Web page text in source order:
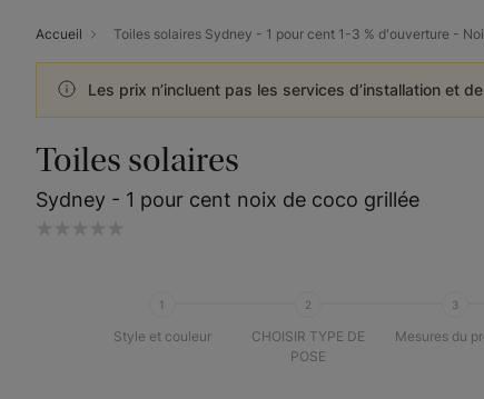
Accueil Toiles solaires Sydney - 1 pour cent 1-3 % d'ouverture -
Les prix n’incluent pas les services d’installation et
Toiles solaires
Sydney - 1 pour cent noix de coco grillée
1
Style et couleur
2
CHOISIR TYPE DE
POSE
3
Mesures du